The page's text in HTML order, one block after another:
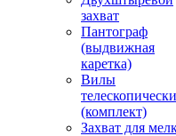
захват
Пантограф
(выдвижная
каретка)
Вилы
(комплект)
Захват для